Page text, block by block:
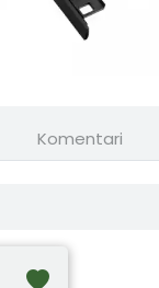
Komentari